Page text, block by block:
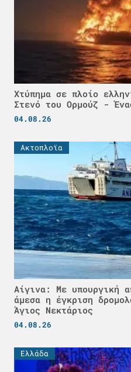
Χτύπημα σε πλοίο
Στενό του Ορμούζ -
04.08.26
Ακτοπλοϊα
Αίγινα: Με υπουργική
άμεσα η έγκριση
Άγιος Νεκτάριος
04.08.26
Ελλάδα